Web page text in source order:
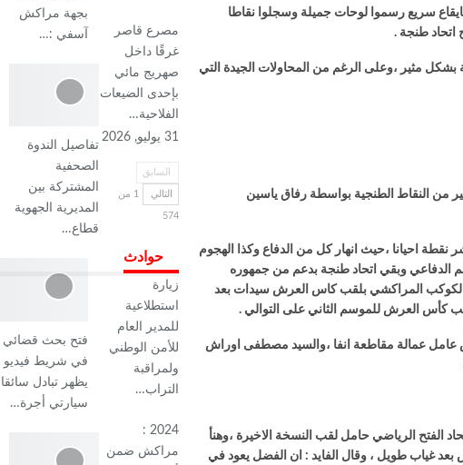
سريع رسموا لوحات جميلة وسجلوا نقاطا
بشكل مثير ،وعلى الرغم من المحاولات الجيدة التي
من النقاط الطنجية بواسطة رفاق ياسين
نقطة احيانا ،حيث انهار كل من الدفاع وكذا الهجوم
الدفاعي وبقي اتحاد طنجة بدعم من جمهوره
فيما توجت اناث الكوكب المراكشي بلقب كاس العرش سيدات بعد
عامل عمالة مقاطعة انفا ،والسيد مصطفى اوراش
الفتح الرياضي حامل لقب النسخة الاخيرة ،وهنأ
بعد غياب طويل ، وقال الفايد : ان الفضل يعود في
بجهة مراكش
آسفي :…
تفاصيل الندوة
الصحفية
المشتركة بين
المديرية الجهوية
قطاع…
فتح بحث قضائي
في شريط فيديو
يظهر تبادل سائقا
سيارتي أجرة…
مصرع قاصر
غرقًا داخل
صهريج مائي
بإحدى الضيعات
الفلاحية…
31 يوليو, 2026
السابق
التالي 1 من
574
حوادث
زيارة
استطلاعية
للمدير العام
للأمن الوطني
ولمراقبة
التراب…
2024 :
مراكش ضمن